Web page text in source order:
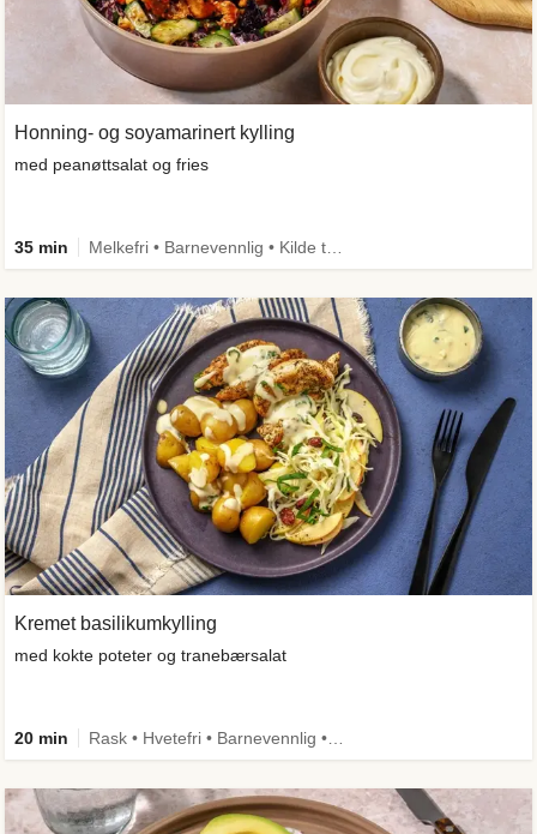
Honning- og soyamarinert kylling
med peanøttsalat og fries
35 min
Kremet basilikumkylling
med kokte poteter og tranebærsalat
20 min